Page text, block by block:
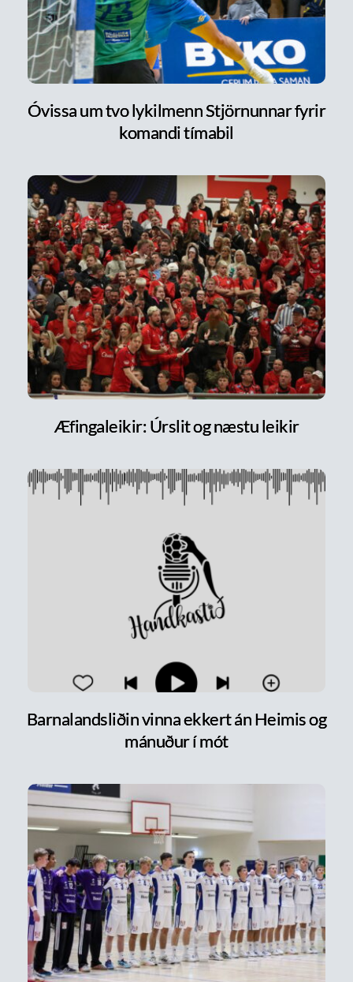
Óvissa um tvo lykilmenn Stjörnunnar fyrir
komandi tímabil
Æfingaleikir: Úrslit og næstu leikir
Barnalandsliðin vinna ekkert án Heimis og
mánuður í mót